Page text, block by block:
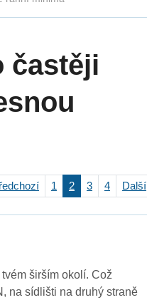
častěji
1 2 3 4 Další
širším okolí. Což
na sídlišti na druhý straně